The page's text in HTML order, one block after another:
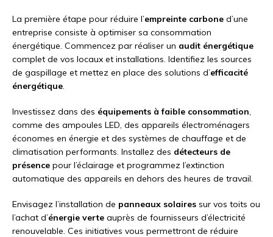
La première étape pour réduire l’empreinte carbone d’une
entreprise consiste à optimiser sa consommation
énergétique. Commencez par réaliser un audit énergétique
complet de vos locaux et installations. Identifiez les sources
de gaspillage et mettez en place des solutions d’efficacité
énergétique.
Investissez dans des équipements à faible consommation,
comme des ampoules LED, des appareils électroménagers
économes en énergie et des systèmes de chauffage et de
climatisation performants. Installez des détecteurs de
présence pour l’éclairage et programmez l’extinction
automatique des appareils en dehors des heures de travail.
Envisagez l’installation de panneaux solaires sur vos toits ou
l’achat d’énergie verte auprès de fournisseurs d’électricité
renouvelable. Ces initiatives vous permettront de réduire